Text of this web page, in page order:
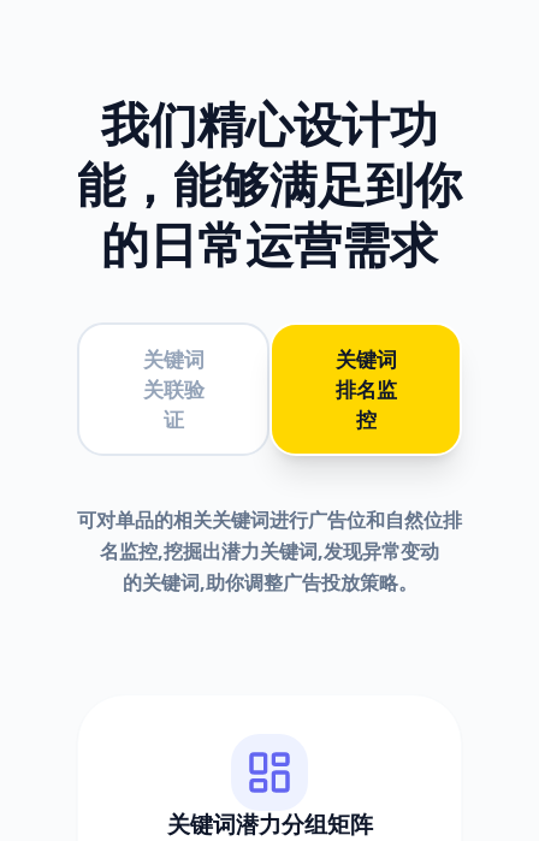
我们精心设计功
能， 能够满足到你
的日常运营需求
关键词
关联验
证
关键词
排名监
控
可对单品的相关关键词进行广告位和自然位排
名监控,挖掘出潜力关键词,发现异常变动
的关键词,助你调整广告投放策略。
关键词潜力分组矩阵